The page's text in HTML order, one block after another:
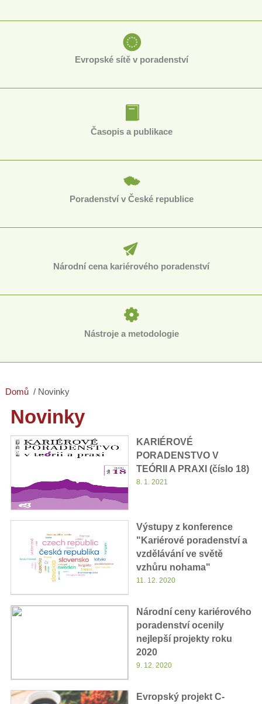
Evropské sítě v poradenství
Časopis a publikace
Poradenství v České republice
Národní cena kariérového poradenství
Nástroje a metodologie
Domů Novinky
Novinky
KARIÉROVÉ
PORADENSTVO V
TEÓRII A PRAXI (číslo 18)
8. 1. 2021
Výstupy z konference
"Kariérové poradenství a
vzdělávání ve světě
vzhůru nohama"
11. 12. 2020
Národní ceny kariérového
poradenství ocenily
nejlepší projekty roku
2020
9. 12. 2020
Evropský projekt C-